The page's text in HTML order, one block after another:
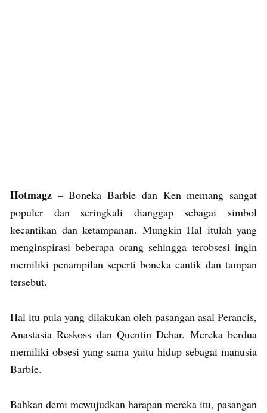
Hotmagz – Boneka Barbie dan Ken memang sangat
populer dan seringkali dianggap sebagai simbol
kecantikan dan ketampanan. Mungkin Hal itulah yang
menginspirasi beberapa orang sehingga terobsesi ingin
memiliki penampilan seperti boneka cantik dan tampan
tersebut.
Hal itu pula yang dilakukan oleh pasangan asal Perancis,
Anastasia Reskoss dan Quentin Dehar. Mereka berdua
memiliki obsesi yang sama yaitu hidup sebagai manusia
Barbie.
Bahkan demi mewujudkan harapan mereka itu, pasangan